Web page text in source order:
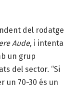
del rodatge
Aude, i intenta
un grup
del sector. “Si
un 70-30 és un